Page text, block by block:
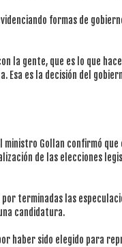
formas de
la gente, que es lo que
es la decisión del
ministro Gollan confirmó
de las elecciones
por terminadas las
candidatura.
haber sido elegido para